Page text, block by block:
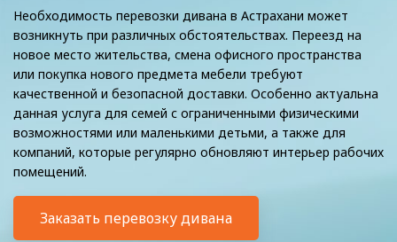
Необходимость перевозки дивана в Астрахани может
возникнуть при различных обстоятельствах. Переезд на
новое место жительства, смена офисного пространства
или покупка нового предмета мебели требуют
качественной и безопасной доставки. Особенно актуальна
данная услуга для семей с ограниченными физическими
возможностями или маленькими детьми, а также для
компаний, которые регулярно обновляют интерьер рабочих
помещений.
Заказать перевозку дивана